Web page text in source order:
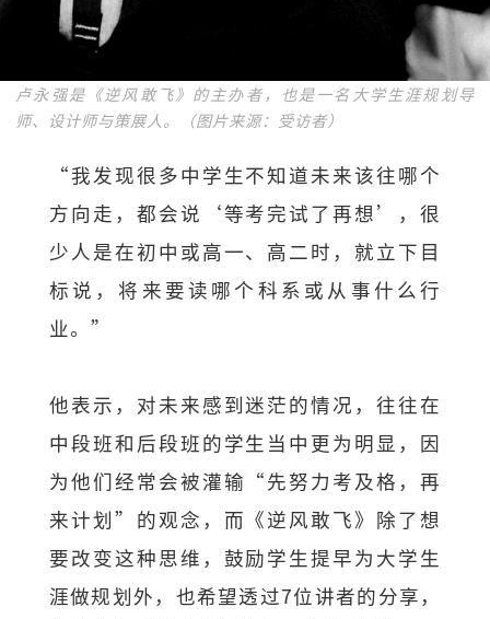
卢永强是《逆风敢飞》的主办者，也是一名大学生涯规划导
师、设计师与策展人。（图片来源：受访者）
“我发现很多中学生不知道未来该往哪个
方向走，都会说‘等考完试了再想’，很
少人是在初中或高一、高二时，就立下目
标说，将来要读哪个科系或从事什么行
业。”
他表示，对未来感到迷茫的情况，往往在
中段班和后段班的学生当中更为明显，因
为他们经常会被灌输“先努力考及格，再
来计划”的观念，而《逆风敢飞》除了想
要改变这种思维，鼓励学生提早为大学生
涯做规划外，也希望透过7位讲者的分享，